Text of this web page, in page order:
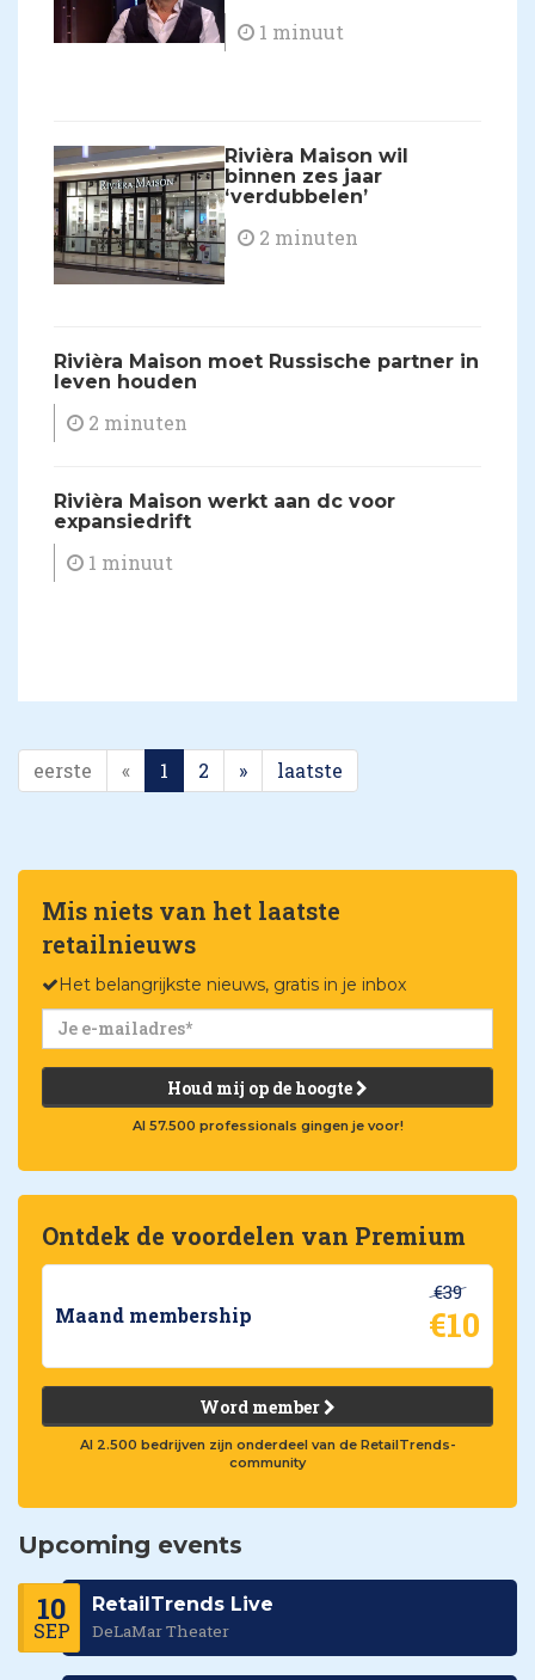
1 minuut
​Rivièra Maison wil
binnen zes jaar
‘verdubbelen’
2 minuten
​Rivièra Maison moet Russische partner in
leven houden
2 minuten
Rivièra Maison werkt aan dc voor
expansiedrift
1 minuut
eerste « 1 2 » laatste
Mis niets van het laatste
retailnieuws
Het belangrijkste nieuws, gratis in je inbox
Houd mij op de hoogte
Al 57.500 professionals gingen je voor!
Ontdek de voordelen van Premium
Maand membership
€39
€10
Word member
Al 2.500 bedrijven zijn onderdeel van de RetailTrends-
community
Upcoming events
10
SEP
RetailTrends Live
DeLaMar Theater